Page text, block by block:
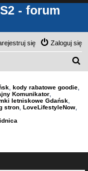
- forum
Zaloguj się
się
kody rabatowe goodie
Komunikator
letniskowe Gdańsk
stron LoveLifestyleNow